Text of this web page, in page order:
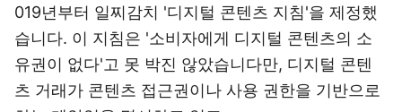
019년부터 일찌감치 '디지털 콘텐츠 지침'을 제정했
습니다. 이 지침은 '소비자에게 디지털 콘텐츠의 소
유권이 없다'고 못 박진 않았습니다만, 디지털 콘텐
츠 거래가 콘텐츠 접근권이나 사용 권한을 기반으로